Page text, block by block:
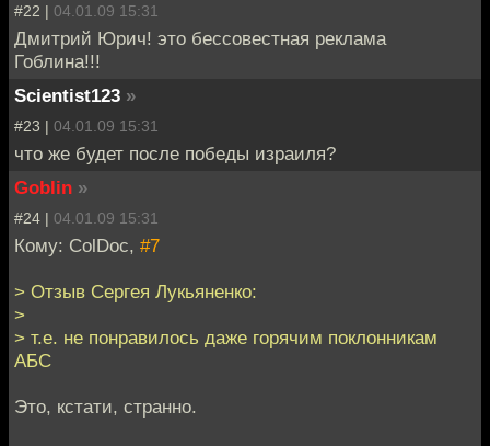
#22 | 04.01.09 15:31
Дмитрий Юрич! это бессовестная реклама
Гоблина!!!
Scientist123 »
#23 | 04.01.09 15:31
что же будет после победы израиля?
Goblin »
#24 | 04.01.09 15:31
Кому: ColDoc, #7
> Отзыв Сергея Лукьяненко:
>
> т.е. не понравилось даже горячим поклонникам
АБС
Это, кстати, странно.